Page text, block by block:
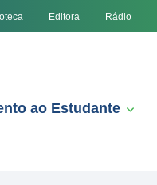
Editora Rádio
ao Estudante